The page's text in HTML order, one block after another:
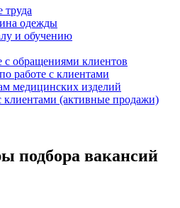
труда
одежды
и обучению
с обращениями клиентов
работе с клиентами
медицинских изделий
клиентами (активные продажи)
подбора вакансий